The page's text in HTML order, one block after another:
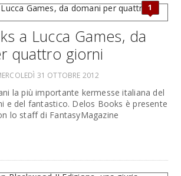
1
a Lucca Games, da
quattro giorni
31 OTTOBRE 2012
la più importante kermesse italiana del
e del fantastico. Delos Books è presente
lo staff di FantasyMagazine